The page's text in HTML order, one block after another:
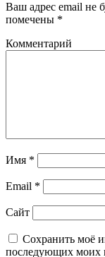
Ваш адрес email не
помечены *
Комментарий
Имя *
Email *
Сайт
Сохранить моё
последующих моих